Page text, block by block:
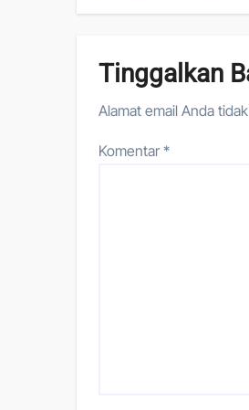
Tinggalkan
Alamat email Anda
Komentar*